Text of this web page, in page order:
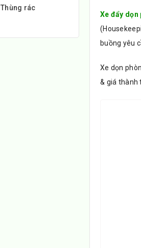
Xe đẩy dọn
buồng yêu
Xe dọn
& giá thành
Thùng rác